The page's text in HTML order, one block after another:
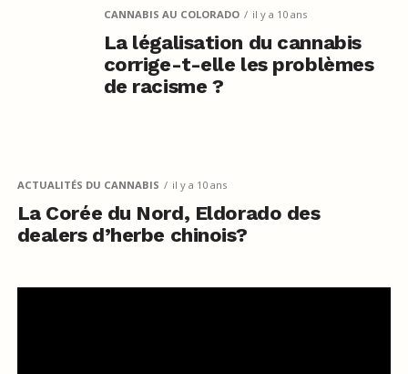
CANNABIS AU COLORADO il y a 10 ans
La légalisation du cannabis
corrige-t-elle les problèmes
de racisme ?
ACTUALITÉS DU CANNABIS il y a 10 ans
La Corée du Nord, Eldorado des
dealers d’herbe chinois?